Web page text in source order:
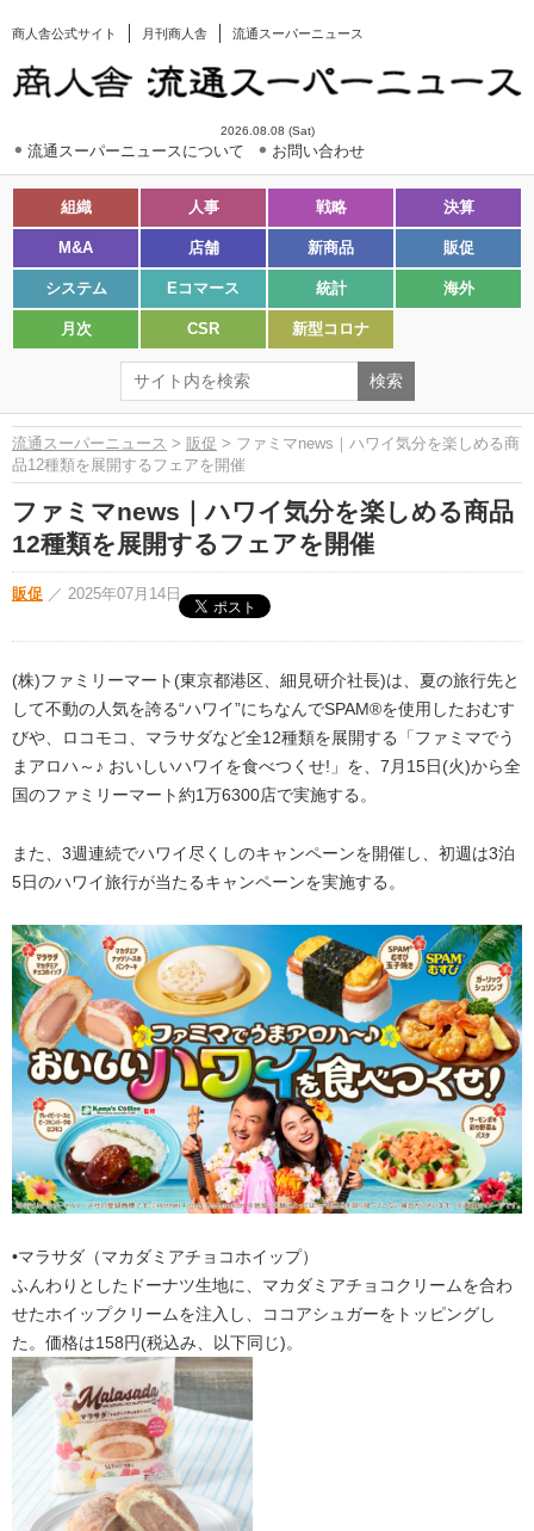
商人舎公式サイト 月刊商人舎 流通スーパーニュース
2026.08.08 (Sat)
流通スーパーニュースについて お問い合わせ
組織 人事 戦略 決算
M&A 店舗 新商品 販促
システム Eコマース 統計 海外
月次 CSR 新型コロナ
流通スーパーニュース > 販促 > ファミマnews｜ハワイ気分を楽しめる商
品12種類を展開するフェアを開催
ファミマnews｜ハワイ気分を楽しめる商品
12種類を展開するフェアを開催
販促 ／ 2025年07月14日
(株)ファミリーマート(東京都港区、細見研介社長)は、夏の旅行先と
して不動の人気を誇る“ハワイ”にちなんでSPAM®を使用したおむす
びや、ロコモコ、マラサダなど全12種類を展開する「ファミマでう
まアロハ～♪ おいしいハワイを食べつくせ!」を、7月15日(火)から全
国のファミリーマート約1万6300店で実施する。
また、3週連続でハワイ尽くしのキャンペーンを開催し、初週は3泊
5日のハワイ旅行が当たるキャンペーンを実施する。
•マラサダ（マカダミアチョコホイップ）
ふんわりとしたドーナツ生地に、マカダミアチョコクリームを合わ
せたホイップクリームを注入し、ココアシュガーをトッピングし
た。価格は158円(税込み、以下同じ)。